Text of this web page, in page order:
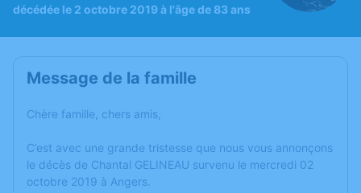
décédée le 2 octobre 2019 à l'âge de 83 ans
Message de la famille
Chère famille, chers amis,
C’est avec une grande tristesse que nous vous annonçons
le décès de Chantal GELINEAU survenu le mercredi 02
octobre 2019 à Angers.